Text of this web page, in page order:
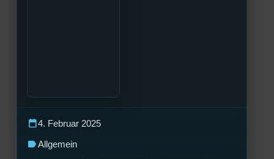
calendar_today4. Februar 2025
labelAllgemein